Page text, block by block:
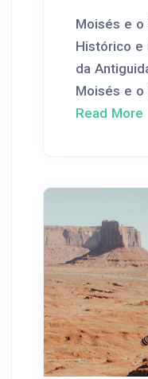
Moisés e o
Histórico e
da
Moisés e o
Read More